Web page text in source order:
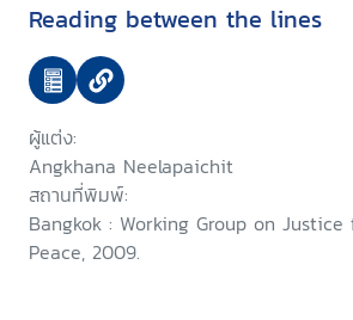
Reading between the lines
ผู้แต่ง:
Angkhana Neelapaichit
สถานที่พิมพ์:
Bangkok : Working Group on Justice
Peace, 2009.